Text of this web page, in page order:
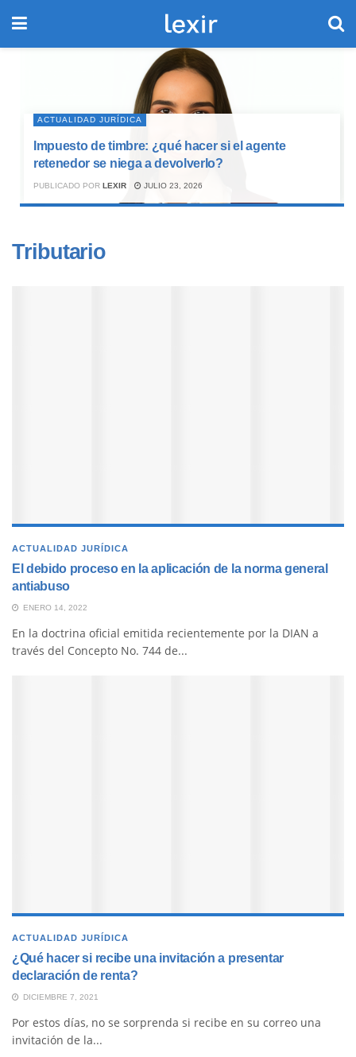
ACTUALIDAD JURÍDICA
Impuesto de timbre: ¿qué hacer si el agente
retenedor se niega a devolverlo?
PUBLICADO POR LEXIR JULIO 23, 2026
Tributario
ACTUALIDAD JURÍDICA
El debido proceso en la aplicación de la norma general
antiabuso
ENERO 14, 2022
En la doctrina oficial emitida recientemente por la DIAN a
través del Concepto No. 744 de...
ACTUALIDAD JURÍDICA
¿Qué hacer si recibe una invitación a presentar
declaración de renta?
DICIEMBRE 7, 2021
Por estos días, no se sorprenda si recibe en su correo una
invitación de la...